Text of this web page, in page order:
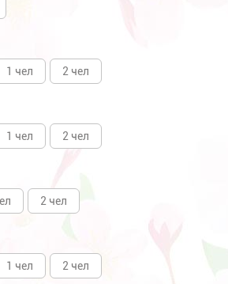
1 чел 2 чел
1 чел 2 чел
2 чел
1 чел 2 чел